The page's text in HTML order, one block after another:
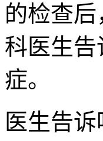
的检查
科医生
症。
医生告